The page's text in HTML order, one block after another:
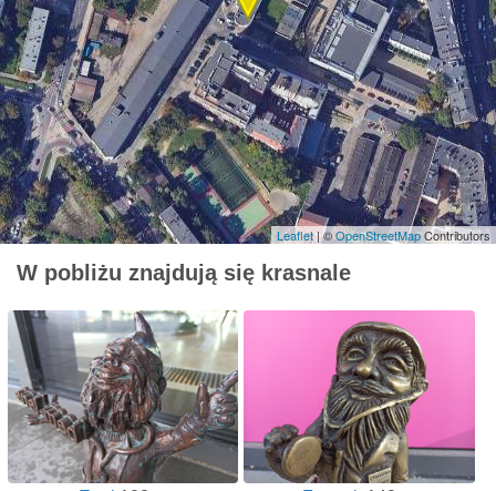
Leaflet| ©OpenStreetMapContributors
W pobliżu znajdują się krasnale